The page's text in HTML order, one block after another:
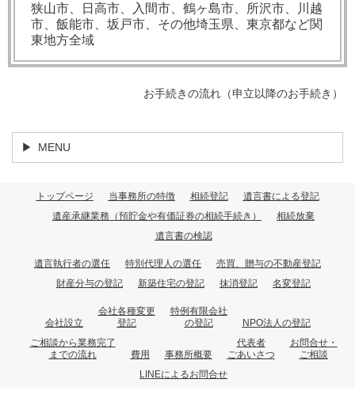
狭山市、日高市、入間市、鶴ヶ島市、所沢市、川越
市、飯能市、坂戸市、その他埼玉県、東京都など関
東地方全域
お手続きの流れ（申立以降のお手続き）
MENU
トップページ 当事務所の特徴 相続登記
遺言書による登記
遺産承継業務（預貯金や有価証券の相続手続き）
相続放棄
遺言書の検認
遺言執行者の選任 特別代理人の選任
売買、贈与の不動産登記
財産分与の登記
新築住宅の登記 抹消登記 名変登記
会社設立
会社各種変更
登記
特例有限会社
の登記
NPO法人の登記
ご相談から業務完了
までの流れ
費用 事務所概要
代表者
ごあいさつ
お問合せ・
ご相談
LINEによるお問合せ